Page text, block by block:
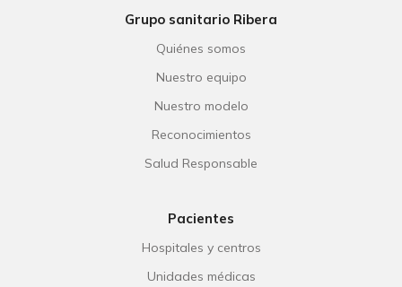
Grupo sanitario Ribera
Quiénes somos
Nuestro equipo
Nuestro modelo
Reconocimientos
Salud Responsable
Pacientes
Hospitales y centros
Unidades médicas